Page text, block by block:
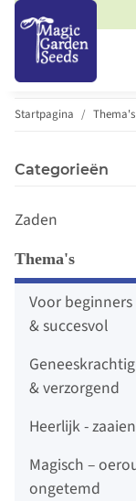
Startpagina Thema's
Categorieën
Zaden
Thema's
Voor
& succesvol
& verzorgend
Heerlijk -
Magisch –
ongetemd